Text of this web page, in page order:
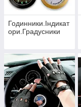
Годинники.Індикат
ори.Градусники